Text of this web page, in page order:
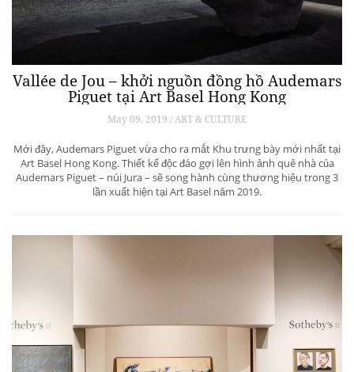
Vallée de Jou – khởi nguồn đồng hồ Audemars
Piguet tại Art Basel Hong Kong
May 09, 2019 / ART & CULTURE
Mới đây, Audemars Piguet vừa cho ra mắt Khu trưng bày mới nhất tại
Art Basel Hong Kong. Thiết kế độc đáo gợi lên hình ảnh quê nhà của
Audemars Piguet – núi Jura – sẽ song hành cùng thương hiệu trong 3
lần xuất hiện tại Art Basel năm 2019.